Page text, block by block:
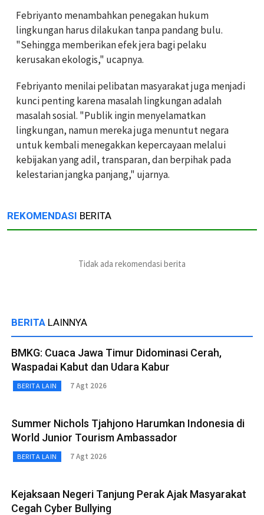
Febriyanto menambahkan penegakan hukum
lingkungan harus dilakukan tanpa pandang bulu.
"Sehingga memberikan efek jera bagi pelaku
kerusakan ekologis," ucapnya.
Febriyanto menilai pelibatan masyarakat juga menjadi
kunci penting karena masalah lingkungan adalah
masalah sosial. "Publik ingin menyelamatkan
lingkungan, namun mereka juga menuntut negara
untuk kembali menegakkan kepercayaan melalui
kebijakan yang adil, transparan, dan berpihak pada
kelestarian jangka panjang," ujarnya.
REKOMENDASI BERITA
Tidak ada rekomendasi berita
BERITA LAINNYA
BMKG: Cuaca Jawa Timur Didominasi Cerah,
Waspadai Kabut dan Udara Kabur
BERITA LAIN 7 Agt 2026
Summer Nichols Tjahjono Harumkan Indonesia di
World Junior Tourism Ambassador
BERITA LAIN 7 Agt 2026
Kejaksaan Negeri Tanjung Perak Ajak Masyarakat
Cegah Cyber Bullying